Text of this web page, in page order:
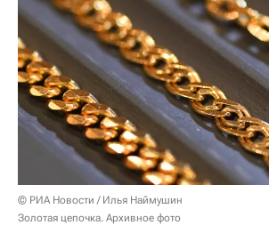
© РИА Новости / Илья Наймушин
Золотая цепочка. Архивное фото